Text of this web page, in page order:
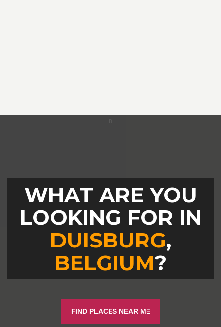
WHAT ARE YOU
LOOKING FOR IN
DUISBURG,
BELGIUM?
FIND PLACES NEAR ME